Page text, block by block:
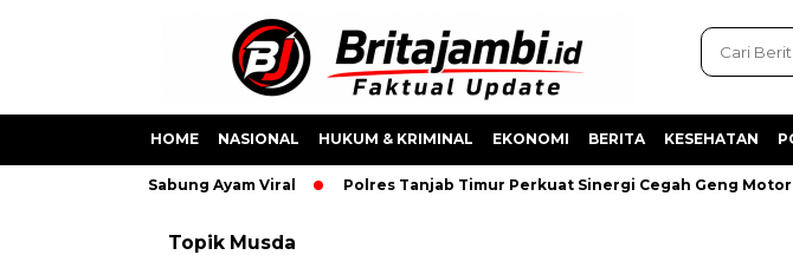
HOME NASIONAL HUKUM & KRIMINAL EKONOMI BERITA KESEHATAN
Usai Video Sabung Ayam Viral Polres Tanjab Timur Perkuat Sinergi Cegah Geng Motor,
Topik Musda